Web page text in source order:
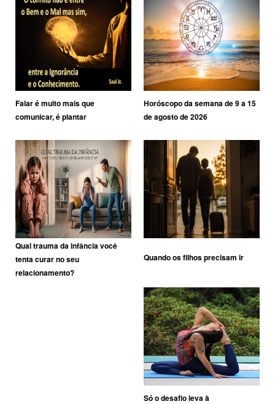
Falar é muito mais que
comunicar, é plantar
Horóscopo da semana de 9 a 15
de agosto de 2026
Qual trauma da infância você
tenta curar no seu
relacionamento?
Quando os filhos precisam ir
Só o desafio leva à